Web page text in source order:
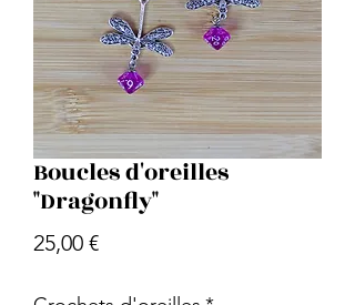
Boucles d'oreilles
"Dragonfly"
25,00 €Prix